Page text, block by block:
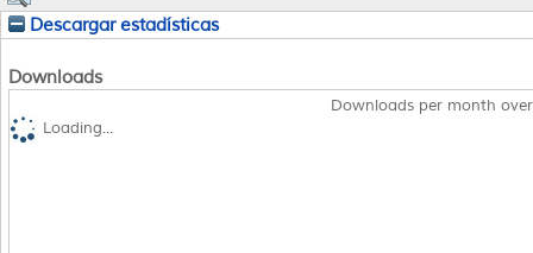
Descargar estadísticas
Downloads
Downloads per month
Loading...